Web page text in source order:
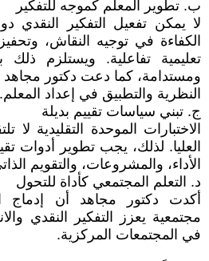
ب. تطوير المعلم كموجه للتفكير
لا يمكن تفعيل التفكير النقدي
الكفاءة في توجيه النقاش،
تعليمية تفاعلية. ويستلزم ذلك
ومستدامة، كما دعت دكتور مجاهد
النظرية والتطبيق في إعداد المعلم.
ج. تبني سياسات تقييم بديلة
الاختبارات الموحدة التقليدية لا
العليا. لذلك، يجب تطوير أدوات
الأداء، والمشروعات، والتقويم
د. التعلم المجتمعي كأداة للتحول
أكدت دكتور مجاهد أن
مجتمعية يعزز التفكير النقدي
في المجتمعات المركزية.